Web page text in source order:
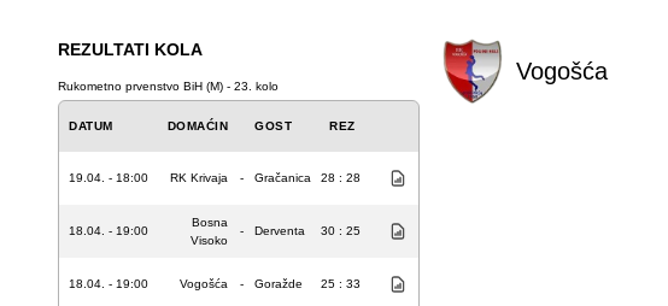
REZULTATI KOLA
Rukometno prvenstvo BiH (M) - 23. kolo
DATUM DOMAĆIN GOST REZ
19.04. - 18:00 RK Krivaja - Gračanica 28 : 28
18.04. - 19:00
Bosna
Visoko
- Derventa 30 : 25
18.04. - 19:00 Vogošća - Goražde 25 : 33
Vogošća